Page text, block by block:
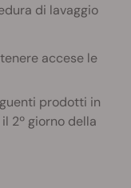
di lavaggio
accese le
prodotti in
2º giorno della